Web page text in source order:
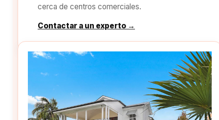
cerca de centros comerciales.
Contactar a un experto →